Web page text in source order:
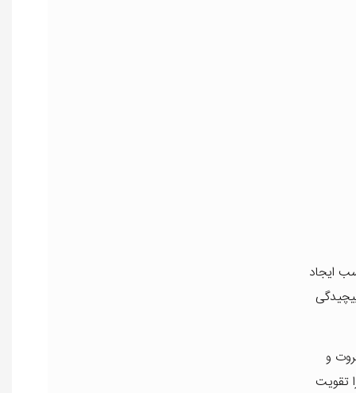
ایجاد
و
تقویت